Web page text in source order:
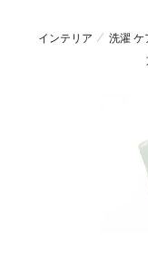
インテリア 洗濯 ケ